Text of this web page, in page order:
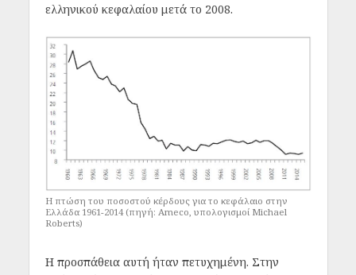
ελληνικού κεφαλαίου μετά το 2008.
Η πτώση του ποσοστού κέρδους για το κεφάλαιο στην
Ελλάδα 1961-2014 (πηγή: Ameco, υπολογισμοί Michael
Roberts)
Η προσπάθεια αυτή ήταν πετυχημένη. Στην